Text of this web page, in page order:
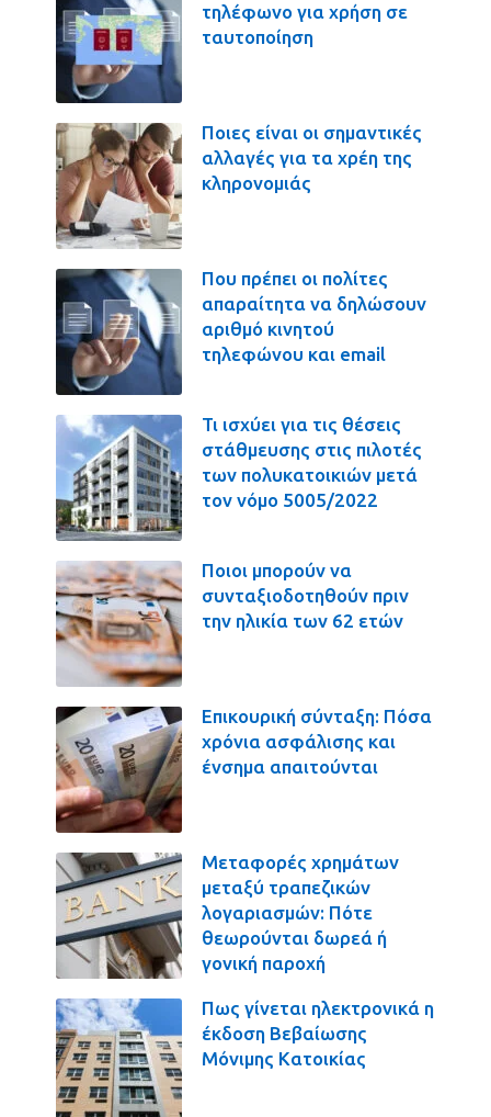
τηλέφωνο για χρήση σε
ταυτοποίηση
Ποιες είναι οι σημαντικές
αλλαγές για τα χρέη της
κληρονομιάς
Που πρέπει οι πολίτες
απαραίτητα να δηλώσουν
αριθμό κινητού
τηλεφώνου και email
Τι ισχύει για τις θέσεις
στάθμευσης στις πιλοτές
των πολυκατοικιών μετά
τον νόμο 5005/2022
Ποιοι μπορούν να
συνταξιοδοτηθούν πριν
την ηλικία των 62 ετών
Επικουρική σύνταξη: Πόσα
χρόνια ασφάλισης και
ένσημα απαιτούνται
Μεταφορές χρημάτων
μεταξύ τραπεζικών
λογαριασμών: Πότε
θεωρούνται δωρεά ή
γονική παροχή
Πως γίνεται ηλεκτρονικά η
έκδοση Βεβαίωσης
Μόνιμης Κατοικίας